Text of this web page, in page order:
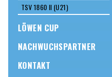
TSV 1860 II (U21)
LÖWEN CUP
NACHWUCHSPARTNER
KONTAKT